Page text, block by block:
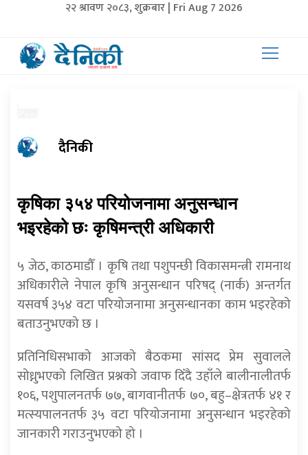
२२ श्रावण २०८३, शुक्रबार | Fri Aug 7 2026
दैनिकी
कृषिका ३५४ परियोजनामा अनुसन्धान
भइरहेको छः कृषिमन्त्री अधिकारी
५ जेठ, काठमाडौँ । कृषि तथा पशुपन्छी विकासमन्त्री रामनाथ
अधिकारीले नेपाल कृषि अनुसन्धान परिषद् (नार्क) अन्तर्गत
यसवर्ष ३५४ वटा परियोजनामा अनुसन्धानका काम भइरहेको
बताउनुभएको छ ।
प्रतिनिधिसभाको आजको बैठकमा सांसद प्रेम सुवालले
सोध्नुभएको लिखित प्रश्नको जवाफ दिँदै उहाँले बालीनालीतर्फ
१०६, पशुपालनतर्फ ७७, बागवानीतर्फ ७०, बहु–क्षेत्रतर्फ ४१ र
मत्स्यपालनतर्फ ३५ वटा परियोजनामा अनुसन्धान भइरहेको
जानकारी गराउनुभएको हो ।